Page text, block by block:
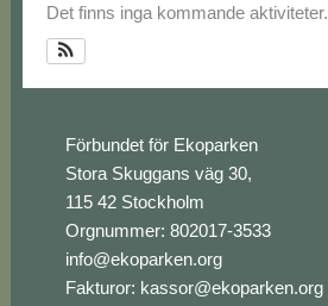
Det finns inga kommande aktiviteter.
Footer
Förbundet för Ekoparken
Stora Skuggans väg 30,
115 42 Stockholm
Orgnummer: 802017-3533
info@ekoparken.org
Fakturor: kassor@ekoparken.org